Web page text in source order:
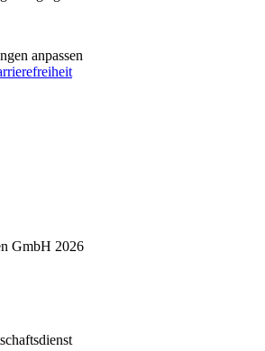
anpassen
GmbH 2026